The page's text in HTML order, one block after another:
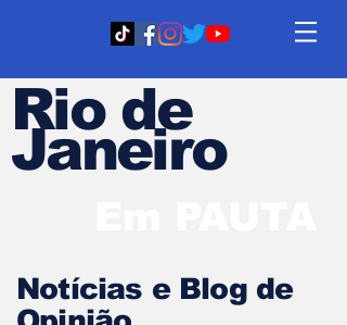
Rio de
Janeiro
Notícias e Blog de